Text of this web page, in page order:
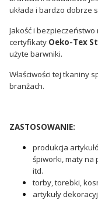
układa i bardzo dobrze
Jakość i
certyfikaty Oeko-Tex
użyte barwniki.
Właściwości tej tkaniny
branżach.
ZASTOSOWANIE:
produkcja
śpiworki, maty na
itd.
torby, torebki,
artykuły